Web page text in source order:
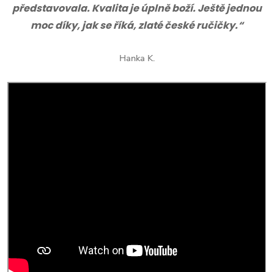
představovala. Kvalita je úplně boží. Ještě jednou
moc díky, jak se říká, zlaté české ručičky.“
Hanka K.